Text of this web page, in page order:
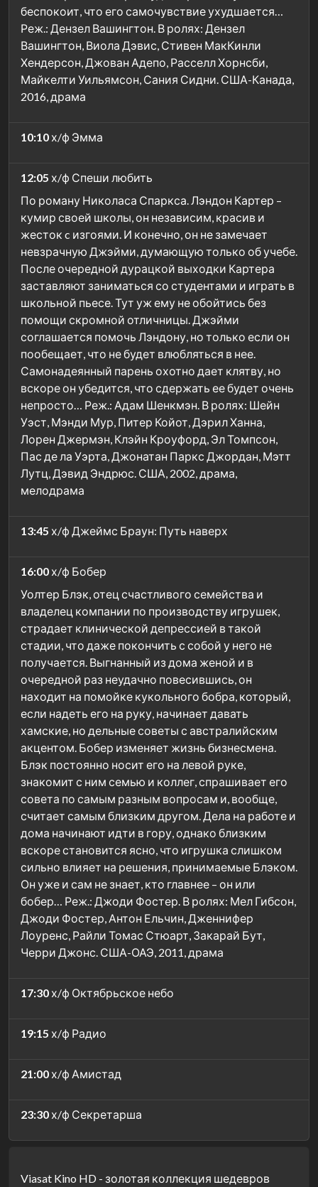
беспокоит, что его самочувствие ухудшается…
Реж.: Дензел Вашингтон. В ролях: Дензел
Вашингтон, Виола Дэвис, Стивен МакКинли
Хендерсон, Джован Адепо, Расселл Хорнсби,
Майкелти Уильямсон, Сания Сидни. США-Канада,
2016, драма
10:10 х/ф Эмма
12:05 х/ф Спеши любить
По роману Николаса Спаркса. Лэндон Картер –
кумир своей школы, он независим, красив и
жесток c изгоями. И конечно, он не замечает
невзрачную Джэйми, думающую только об учебе.
После очередной дурацкой выходки Картера
заставляют заниматься со студентами и играть в
школьной пьесе. Тут уж ему не обойтись без
помощи скромной отличницы. Джэйми
соглашается помочь Лэндону, но только если он
пообещает, что не будет влюбляться в нее.
Самонадеянный парень охотно дает клятву, но
вскоре он убедится, что сдержать ее будет очень
непросто… Реж.: Адам Шенкмэн. В ролях: Шейн
Уэст, Мэнди Мур, Питер Койот, Дэрил Ханна,
Лорен Джермэн, Клэйн Кроуфорд, Эл Томпсон,
Пас де ла Уэрта, Джонатан Паркс Джордан, Мэтт
Лутц, Дэвид Эндрюс. США, 2002, драма,
мелодрама
13:45 х/ф Джеймс Браун: Путь наверх
16:00 х/ф Бобер
Уолтер Блэк, отец счастливого семейства и
владелец компании по производству игрушек,
страдает клинической депрессией в такой
стадии, что даже покончить с собой у него не
получается. Выгнанный из дома женой и в
очередной раз неудачно повесившись, он
находит на помойке кукольного бобра, который,
если надеть его на руку, начинает давать
хамские, но дельные советы с австралийским
акцентом. Бобер изменяет жизнь бизнесмена.
Блэк постоянно носит его на левой руке,
знакомит с ним семью и коллег, спрашивает его
совета по самым разным вопросам и, вообще,
считает самым близким другом. Дела на работе и
дома начинают идти в гору, однако близким
вскоре становится ясно, что игрушка слишком
сильно влияет на решения, принимаемые Блэком.
Он уже и сам не знает, кто главнее – он или
бобер… Реж.: Джоди Фостер. В ролях: Мел Гибсон,
Джоди Фостер, Антон Ельчин, Дженнифер
Лоуренс, Райли Томас Стюарт, Закарай Бут,
Черри Джонс. США-ОАЭ, 2011, драма
17:30 х/ф Октябрьское небо
19:15 х/ф Радио
21:00 х/ф Амистад
23:30 х/ф Секретарша
Viasat Kino HD - золотая коллекция шедевров